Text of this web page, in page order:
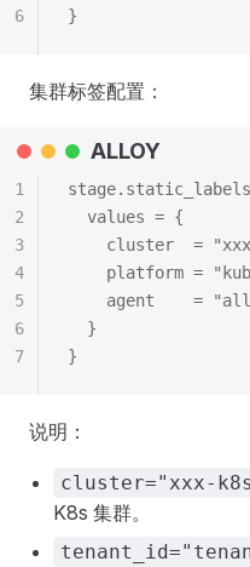
}
6
集群标签配置：
ALLOY
  values = {
cluster  =
platform =
agent    =
  }
}
1
2
3
4
5
6
7
说明：
cluster="xxx-
K8s 集群。